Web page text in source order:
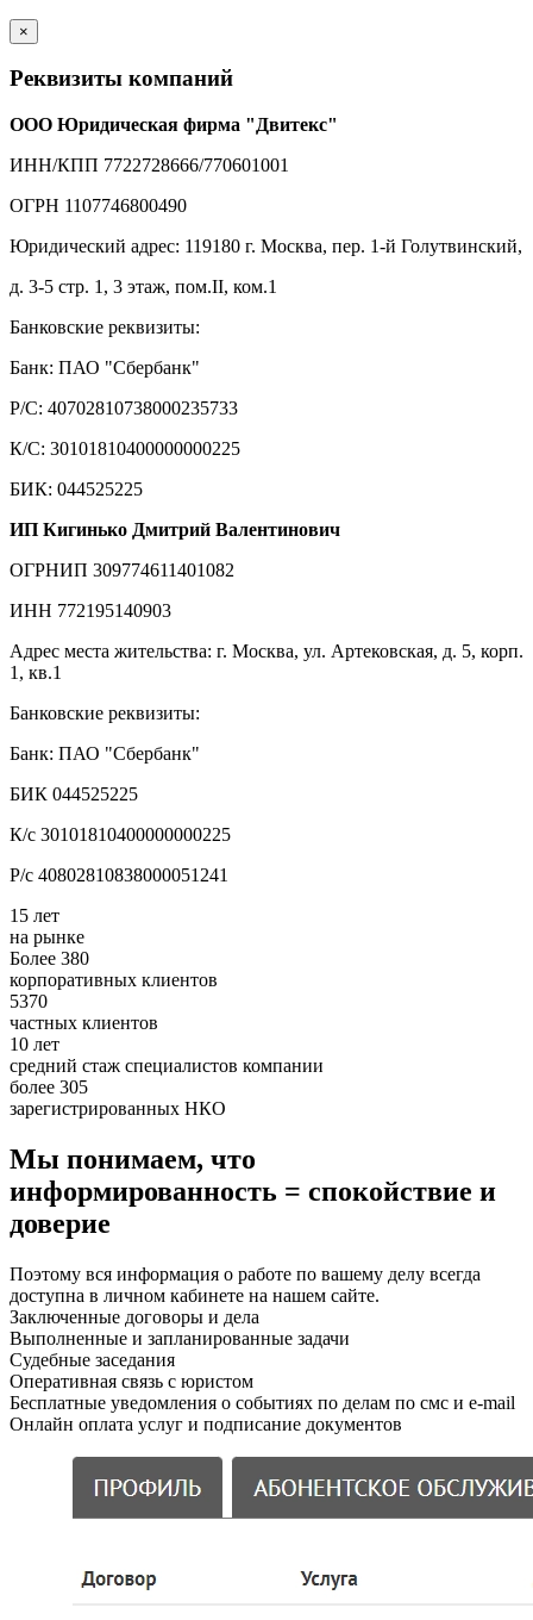
×
Реквизиты компаний
ООО Юридическая фирма "Двитекс"
ИНН/КПП 7722728666/770601001
ОГРН 1107746800490
Юридический адрес: 119180 г. Москва, пер. 1-й Голутвинский,
д. 3-5 стр. 1, 3 этаж, пом.II, ком.1
Банковские реквизиты:
Банк: ПАО "Сбербанк"
Р/С: 40702810738000235733
К/С: 30101810400000000225
БИК: 044525225
ИП Кигинько Дмитрий Валентинович
ОГРНИП 309774611401082
ИНН 772195140903
Адрес места жительства: г. Москва, ул. Артековская, д. 5, корп.
1, кв.1
Банковские реквизиты:
Банк: ПАО "Сбербанк"
БИК 044525225
К/с 30101810400000000225
Р/с 40802810838000051241
15 лет
на рынке
Более 380
корпоративных клиентов
5370
частных клиентов
10 лет
средний стаж специалистов компании
более 305
зарегистрированных НКО
Мы понимаем, что
информированность = спокойствие и
доверие
Поэтому вся информация о работе по вашему делу всегда
доступна в личном кабинете на нашем сайте.
Заключенные договоры и дела
Выполненные и запланированные задачи
Судебные заседания
Оперативная связь с юристом
Бесплатные уведомления о событиях по делам по смс и e-mail
Онлайн оплата услуг и подписание документов